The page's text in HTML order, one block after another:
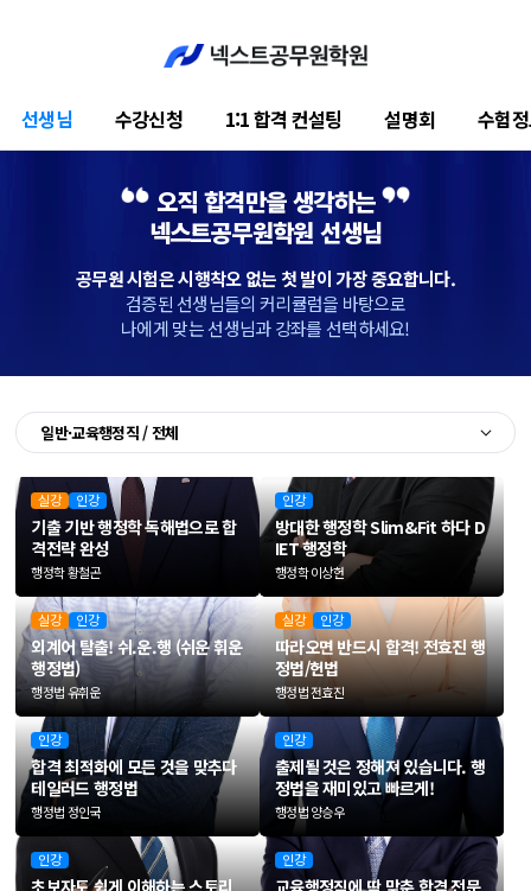
선생님 수강신청 1:1 합격 컨설팅 설명회 수험
오직 합격만을 생각하는
넥스트공무원학원 선생님
공무원 시험은 시행착오 없는 첫 발이 가장 중요합니다.
검증된 선생님들의 커리큘럼을 바탕으로
나에게 맞는 선생님과 강좌를 선택하세요!
일반·교육행정직 / 전체
실강 인강
기출 기반행정학 독해법으로합
격전략 완성
행정학 황철곤
인강
방대한 행정학 Slim&Fit 하다 D
IET 행정학
행정학 이상헌
실강 인강
외계어 탈출!쉬.운.행 (쉬운 휘운
행정법)
행정법 유휘운
실강 인강
따라오면 반드시 합격!전효진 행
정법/헌법
행정법 전효진
인강
합격 최적화에 모든 것을 맞추다
테일러드 행정법
행정법 정인국
인강
출제될 것은 정해져 있습니다.행
정법을 재미있고 빠르게!
행정법 양승우
인강
초보자도 쉽게 이해하는스토리
인강
교육행정직에 딱 맞춘합격 전문